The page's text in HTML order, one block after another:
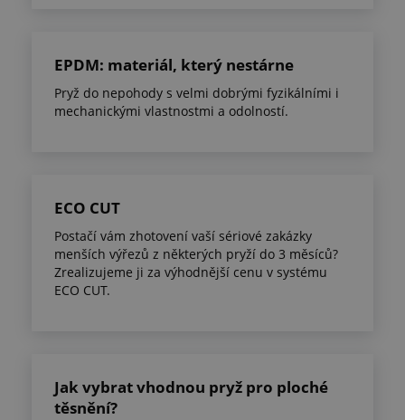
EPDM: materiál, který nestárne
Pryž do nepohody s velmi dobrými fyzikálními i
mechanickými vlastnostmi a odolností.
ECO CUT
Postačí vám zhotovení vaší sériové zakázky
menších výřezů z některých pryží do 3 měsíců?
Zrealizujeme ji za výhodnější cenu v systému
ECO CUT.
Jak vybrat vhodnou pryž pro ploché
těsnění?